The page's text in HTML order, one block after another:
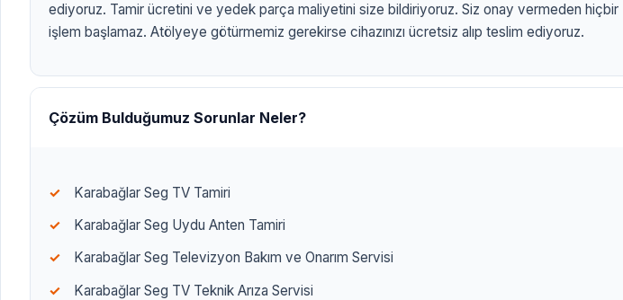
ANASAYFA TV MARKALARI KARABAĞLAR SEG TV SERVİSİ
KARABAĞLAR SEG TV
SERVİSİ
ediyoruz. Tamir ücretini ve yedek parça maliyetini size bildiriyoruz. Siz onay vermeden hiçbir
işlem başlamaz. Atölyeye götürmemiz gerekirse cihazınızı ücretsiz alıp teslim ediyoruz.
Çözüm Bulduğumuz Sorunlar Neler?
Karabağlar Seg TV Tamiri
Karabağlar Seg Uydu Anten Tamiri
Karabağlar Seg Televizyon Bakım ve Onarım Servisi
Karabağlar Seg TV Teknik Arıza Servisi